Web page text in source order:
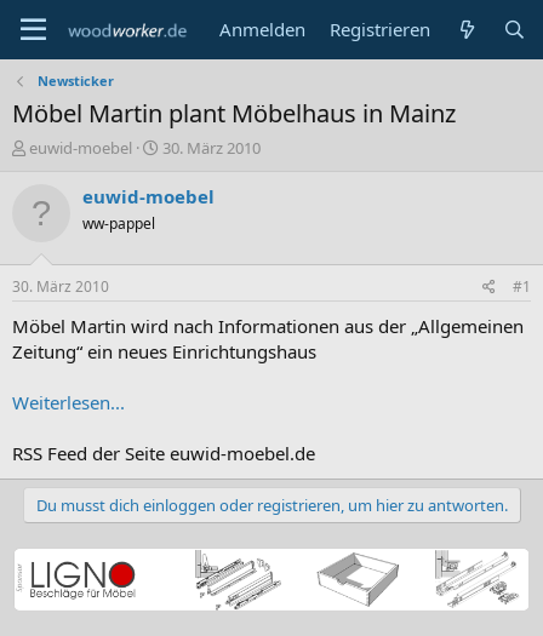
Anmelden Registrieren
Newsticker
Möbel Martin plant Möbelhaus in Mainz
E
t
e
r
euwid-moebel
E
s
a
m
30. März 2010
euwid-moebel
ww-pappel
30. März 2010 #1
Möbel Martin wird nach Informationen aus der „Allgemeinen
Zeitung“ ein neues Einrichtungshaus
Weiterlesen...
RSS Feed der Seite euwid-moebel.de
Du musst dich einloggen oder registrieren, um hier zu antworten.